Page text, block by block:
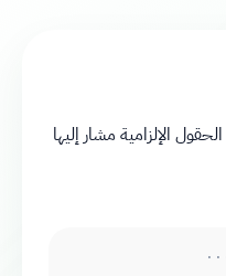
الحقول الإلزامية مشار إليها